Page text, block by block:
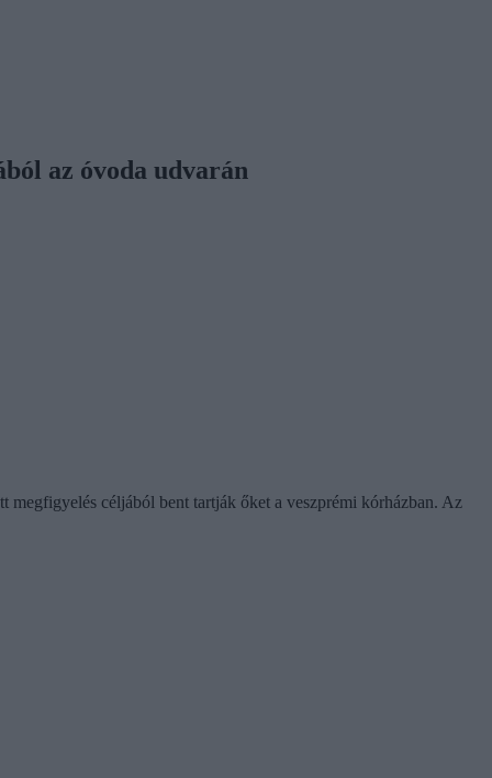
az óvoda udvarán
megfigyelés céljából bent tartják őket a veszprémi kórházban. Az